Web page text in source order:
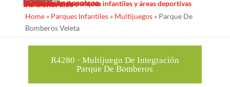
Trabaja con nosotros
Servicios
Diseño
Fabricacion
Mantenimiento
Proyectos llave en mano
Desinfección de parques infantiles y áreas deportivas
Contacto
Ins Generales
Home» Parques Infantiles» Multijuegos» Parque De
Bomberos Veleta
R4280 · Multijuego De Integración
Parque De Bomberos